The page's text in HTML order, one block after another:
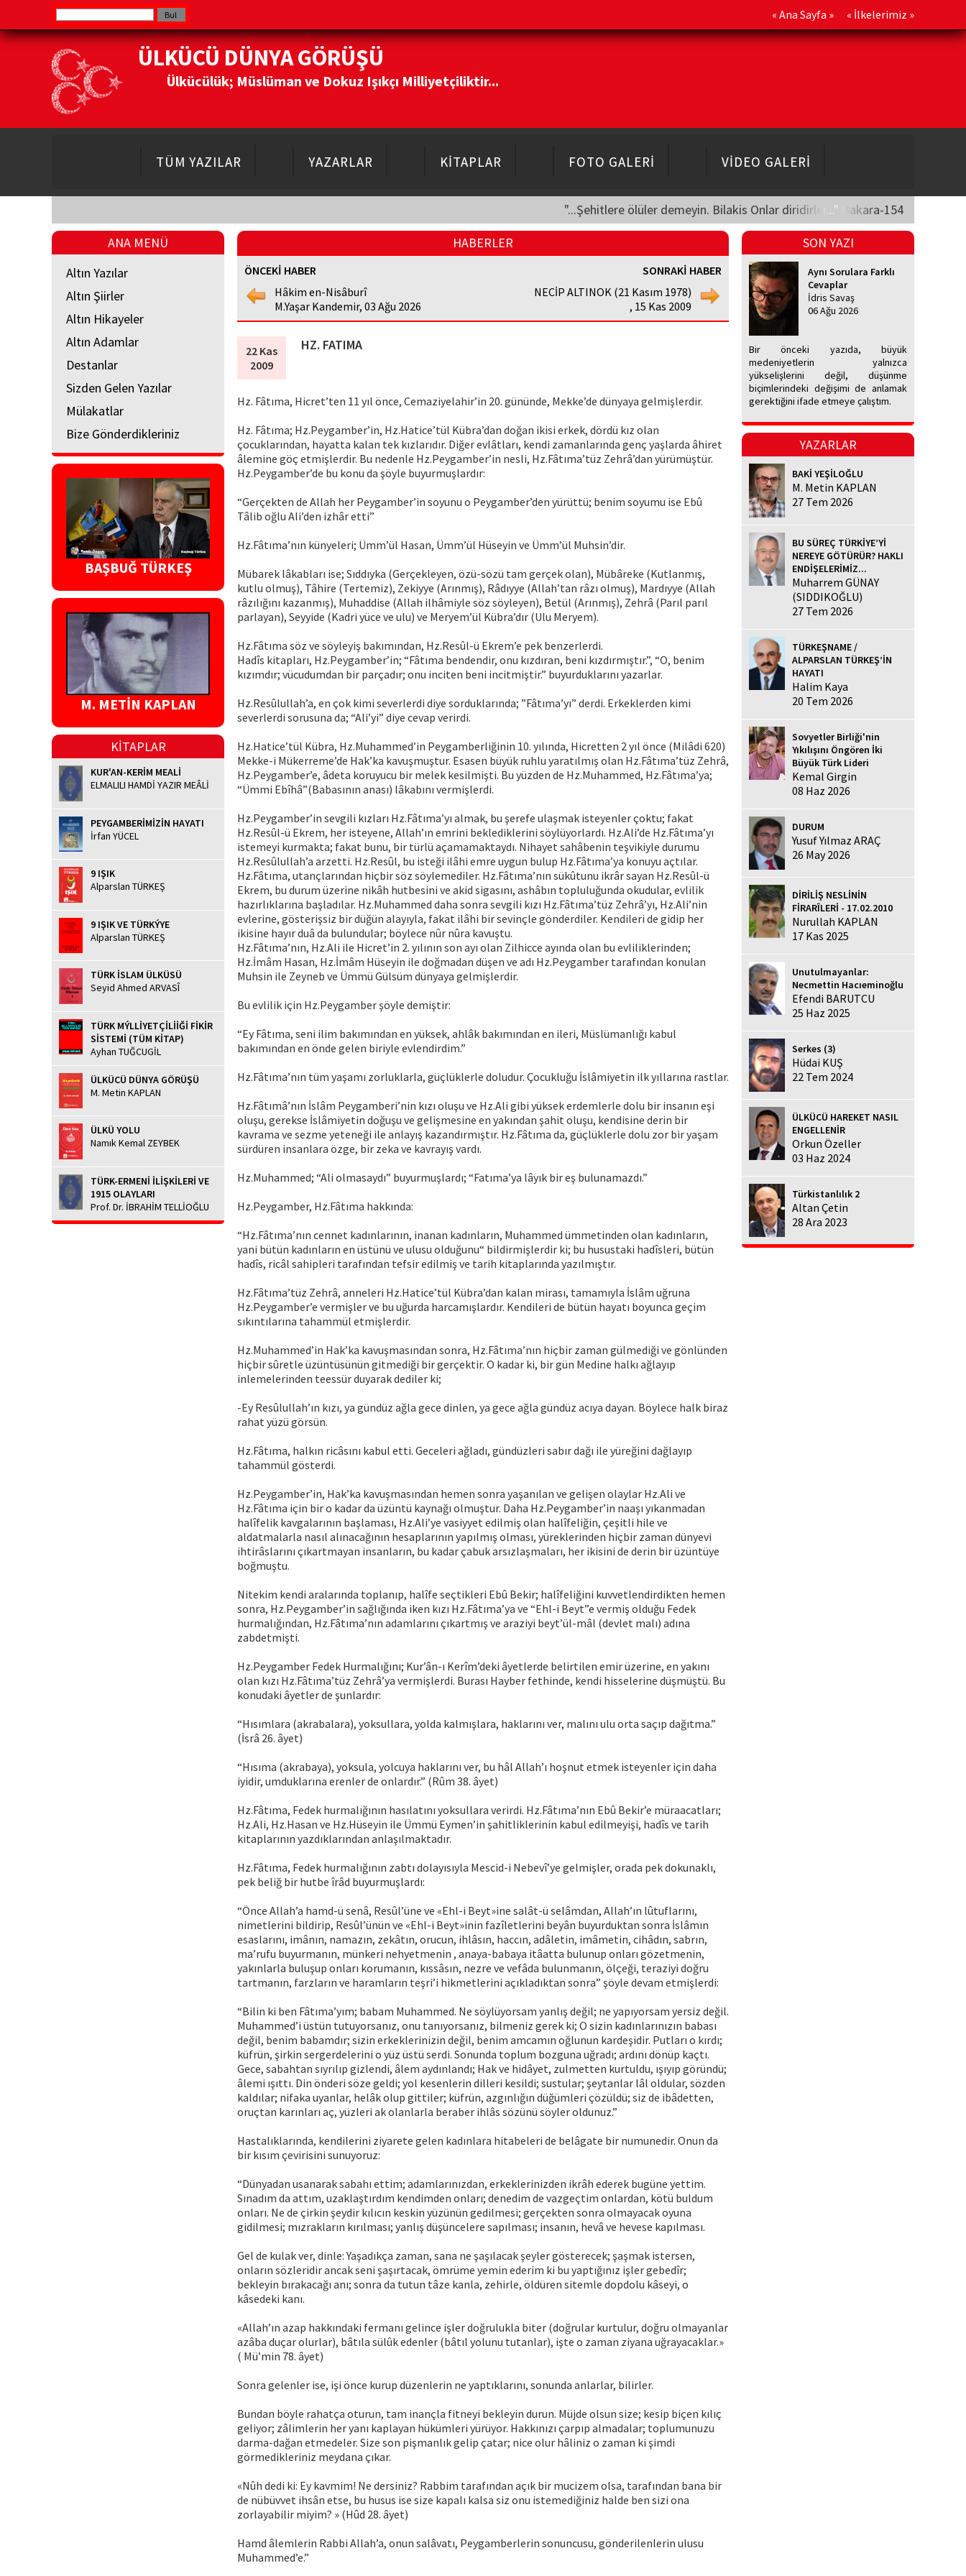
« Ana Sayfa » « İlkelerimiz »
ÜLKÜCÜ DÜNYA GÖRÜŞÜ
Ülkücülük; Müslüman ve Dokuz Işıkçı Milliyetçiliktir...
TÜM YAZILAR YAZARLAR KİTAPLAR FOTO GALERİ VİDEO GALERİ
"...Şehitlere ölüler demeyin. Bilakis Onlar diridirler..." Bakara-154
ANA MENÜ
Altın Yazılar
Altın Şiirler
Altın Hikayeler
Altın Adamlar
Destanlar
Sizden Gelen Yazılar
Mülakatlar
Bize Gönderdikleriniz
BAŞBUĞ TÜRKEŞ
M. METİN KAPLAN
KİTAPLAR
KUR'AN-KERİM MEALİ
ELMALILI HAMDİ YAZIR MEÂLİ
PEYGAMBERİMİZİN HAYATI
İrfan YÜCEL
9 IŞIK
Alparslan TÜRKEŞ
9 IŞIK VE TÜRKÝYE
Alparslan TÜRKEŞ
TÜRK İSLAM ÜLKÜSÜ
Seyid Ahmed ARVASÎ
TÜRK MÝLLİYETÇİLİİĞİ FİKİR
SİSTEMİ (TÜM KİTAP)
Ayhan TUĞCUGİL
ÜLKÜCÜ DÜNYA GÖRÜŞÜ
M. Metin KAPLAN
ÜLKÜ YOLU
Namık Kemal ZEYBEK
TÜRK-ERMENİ İLİŞKİLERİ VE
1915 OLAYLARI
Prof. Dr. İBRAHİM TELLİOĞLU
HABERLER
ÖNCEKİ HABER
Hâkim en-Nisâburî
M.Yaşar Kandemir, 03 Ağu 2026
SONRAKİ HABER
NECİP ALTINOK (21 Kasım 1978)
, 15 Kas 2009
22 Kas
2009
HZ. FATIMA
Hz. Fâtıma, Hicret’ten 11 yıl önce, Cemaziyelahir’in 20. gününde, Mekke’de dünyaya gelmişlerdir.
Hz. Fâtıma; Hz.Peygamber’in, Hz.Hatice’tül Kübra’dan doğan ikisi erkek, dördü kız olan
çocuklarından, hayatta kalan tek kızlarıdır. Diğer evlâtları, kendi zamanlarında genç yaşlarda âhiret
âlemine göç etmişlerdir. Bu nedenle Hz.Peygamber’in nesli, Hz.Fâtıma’tüz Zehrâ’dan yürümüştür.
Hz.Peygamber’de bu konu da şöyle buyurmuşlardır:
“Gerçekten de Allah her Peygamber’in soyunu o Peygamber’den yürüttü; benim soyumu ise Ebû
Tâlib oğlu Ali’den izhâr etti”
Hz.Fâtıma’nın künyeleri; Ümm’ül Hasan, Ümm’ül Hüseyin ve Ümm’ül Muhsin’dir.
Mübarek lâkabları ise; Sıddıyka (Gerçekleyen, özü-sözü tam gerçek olan), Mübâreke (Kutlanmış,
kutlu olmuş), Tâhire (Tertemiz), Zekiyye (Arınmış), Râdıyye (Allah’tan râzı olmuş), Mardıyye (Allah
râzılığını kazanmış), Muhaddise (Allah ilhâmiyle söz söyleyen), Betül (Arınmış), Zehrâ (Parıl parıl
parlayan), Seyyide (Kadri yüce ve ulu) ve Meryem’ül Kübra’dır (Ulu Meryem).
Hz.Fâtıma söz ve söyleyiş bakımından, Hz.Resûl-ü Ekrem’e pek benzerlerdi.
Hadîs kitapları, Hz.Peygamber’in; “Fâtıma bendendir, onu kızdıran, beni kızdırmıştır.”, “O, benim
kızımdır; vücudumdan bir parçadır; onu inciten beni incitmiştir.” buyurduklarını yazarlar.
Hz.Resûlullah’a, en çok kimi severlerdi diye sorduklarında; ”Fâtıma’yı” derdi. Erkeklerden kimi
severlerdi sorusuna da; “Ali’yi” diye cevap verirdi.
Hz.Hatice’tül Kübra, Hz.Muhammed’in Peygamberliğinin 10. yılında, Hicretten 2 yıl önce (Milâdi 620)
Mekke-i Mükerreme’de Hak’ka kavuşmuştur. Esasen büyük ruhlu yaratılmış olan Hz.Fâtıma’tüz Zehrâ,
Hz.Peygamber’e, âdeta koruyucu bir melek kesilmişti. Bu yüzden de Hz.Muhammed, Hz.Fâtıma’ya;
“Ümmi Ebîhâ”(Babasının anası) lâkabını vermişlerdi.
Hz.Peygamber’in sevgili kızları Hz.Fâtıma’yı almak, bu şerefe ulaşmak isteyenler çoktu; fakat
Hz.Resûl-ü Ekrem, her isteyene, Allah’ın emrini beklediklerini söylüyorlardı. Hz.Ali’de Hz.Fâtıma’yı
istemeyi kurmakta; fakat bunu, bir türlü açamamaktaydı. Nihayet sahâbenin teşvikiyle durumu
Hz.Resûlullah’a arzetti. Hz.Resûl, bu isteği ilâhi emre uygun bulup Hz.Fâtıma’ya konuyu açtılar.
Hz.Fâtıma, utançlarından hiçbir söz söylemediler. Hz.Fâtıma’nın sükûtunu ikrâr sayan Hz.Resûl-ü
Ekrem, bu durum üzerine nikâh hutbesini ve akid sigasını, ashâbın topluluğunda okudular, evlilik
hazırlıklarına başladılar. Hz.Muhammed daha sonra sevgili kızı Hz.Fâtıma’tüz Zehrâ’yı, Hz.Ali’nin
evlerine, gösterişsiz bir düğün alayıyla, fakat ilâhi bir sevinçle gönderdiler. Kendileri de gidip her
ikisine hayır duâ da bulundular; böylece nûr nûra kavuştu.
Hz.Fâtıma’nın, Hz.Ali ile Hicret’in 2. yılının son ayı olan Zilhicce ayında olan bu evliliklerinden;
Hz.İmâm Hasan, Hz.İmâm Hüseyin ile doğmadan düşen ve adı Hz.Peygamber tarafından konulan
Muhsin ile Zeyneb ve Ümmü Gülsüm dünyaya gelmişlerdir.
Bu evlilik için Hz.Peygamber şöyle demiştir:
“Ey Fâtıma, seni ilim bakımından en yüksek, ahlâk bakımından en ileri, Müslümanlığı kabul
bakımından en önde gelen biriyle evlendirdim.”
Hz.Fâtıma’nın tüm yaşamı zorluklarla, güçlüklerle doludur. Çocukluğu İslâmiyetin ilk yıllarına rastlar.
Hz.Fâtımâ’nın İslâm Peygamberi’nin kızı oluşu ve Hz.Ali gibi yüksek erdemlerle dolu bir insanın eşi
oluşu, gerekse İslâmiyetin doğuşu ve gelişmesine en yakından şahit oluşu, kendisine derin bir
kavrama ve sezme yeteneği ile anlayış kazandırmıştır. Hz.Fâtıma da, güçlüklerle dolu zor bir yaşam
sürdüren insanlara özge, bir zeka ve kavrayış vardı.
Hz.Muhammed; “Ali olmasaydı” buyurmuşlardı; “Fatıma’ya lâyık bir eş bulunamazdı.”
Hz.Peygamber, Hz.Fâtıma hakkında:
“Hz.Fâtıma’nın cennet kadınlarının, inanan kadınların, Muhammed ümmetinden olan kadınların,
yani bütün kadınların en üstünü ve ulusu olduğunu“ bildirmişlerdir ki; bu husustaki hadîsleri, bütün
hadîs, ricâl sahipleri tarafından tefsir edilmiş ve tarih kitaplarında yazılmıştır.
Hz.Fâtıma’tüz Zehrâ, anneleri Hz.Hatice’tül Kübra’dan kalan mirası, tamamıyla İslâm uğruna
Hz.Peygamber’e vermişler ve bu uğurda harcamışlardır. Kendileri de bütün hayatı boyunca geçim
sıkıntılarına tahammül etmişlerdir.
Hz.Muhammed’in Hak’ka kavuşmasından sonra, Hz.Fâtıma’nın hiçbir zaman gülmediği ve gönlünden
hiçbir sûretle üzüntüsünün gitmediği bir gerçektir. O kadar ki, bir gün Medine halkı ağlayıp
inlemelerinden teessür duyarak dediler ki;
-Ey Resûlullah’ın kızı, ya gündüz ağla gece dinlen, ya gece ağla gündüz acıya dayan. Böylece halk biraz
rahat yüzü görsün.
Hz.Fâtıma, halkın ricâsını kabul etti. Geceleri ağladı, gündüzleri sabır dağı ile yüreğini dağlayıp
tahammül gösterdi.
Hz.Peygamber’in, Hak’ka kavuşmasından hemen sonra yaşanılan ve gelişen olaylar Hz.Ali ve
Hz.Fâtıma için bir o kadar da üzüntü kaynağı olmuştur. Daha Hz.Peygamber’in naaşı yıkanmadan
halîfelik kavgalarının başlaması, Hz.Ali’ye vasiyyet edilmiş olan halîfeliğin, çeşitli hile ve
aldatmalarla nasıl alınacağının hesaplarının yapılmış olması, yüreklerinden hiçbir zaman dünyevi
ihtirâslarını çıkartmayan insanların, bu kadar çabuk arsızlaşmaları, her ikisini de derin bir üzüntüye
boğmuştu.
Nitekim kendi aralarında toplanıp, halîfe seçtikleri Ebû Bekir; halîfeliğini kuvvetlendirdikten hemen
sonra, Hz.Peygamber’in sağlığında iken kızı Hz.Fâtıma’ya ve “Ehl-i Beyt”e vermiş olduğu Fedek
hurmalığından, Hz.Fâtıma’nın adamlarını çıkartmış ve araziyi beyt’ül-mâl (devlet malı) adına
zabdetmişti.
Hz.Peygamber Fedek Hurmalığını; Kur’ân-ı Kerîm’deki âyetlerde belirtilen emir üzerine, en yakını
olan kızı Hz.Fâtıma’tüz Zehrâ’ya vermişlerdi. Burası Hayber fethinde, kendi hisselerine düşmüştü. Bu
konudaki âyetler de şunlardır:
“Hısımlara (akrabalara), yoksullara, yolda kalmışlara, haklarını ver, malını ulu orta saçıp dağıtma.”
(İsrâ 26. âyet)
“Hısıma (akrabaya), yoksula, yolcuya haklarını ver, bu hâl Allah’ı hoşnut etmek isteyenler için daha
iyidir, umduklarına erenler de onlardır.” (Rûm 38. âyet)
Hz.Fâtıma, Fedek hurmalığının hasılatını yoksullara verirdi. Hz.Fâtıma’nın Ebû Bekir’e müraacatları;
Hz.Ali, Hz.Hasan ve Hz.Hüseyin ile Ümmü Eymen’in şahitliklerinin kabul edilmeyişi, hadîs ve tarih
kitaplarının yazdıklarından anlaşılmaktadır.
Hz.Fâtıma, Fedek hurmalığının zabtı dolayısıyla Mescid-i Nebevî’ye gelmişler, orada pek dokunaklı,
pek beliğ bir hutbe îrâd buyurmuşlardı:
“Önce Allah’a hamd-ü senâ, Resûl’üne ve «Ehl-i Beyt»ine salât-ü selâmdan, Allah’ın lûtuflarını,
nimetlerini bildirip, Resûl’ünün ve «Ehl-i Beyt»inin fazîletlerini beyân buyurduktan sonra İslâmın
esaslarını, imânın, namazın, zekâtın, orucun, ihlâsın, haccın, adâletin, imâmetin, cihâdın, sabrın,
ma’rufu buyurmanın, münkeri nehyetmenin , anaya-babaya itâatta bulunup onları gözetmenin,
yakınlarla buluşup onları korumanın, kıssâsın, nezre ve vefâda bulunmanın, ölçeği, teraziyi doğru
tartmanın, farzların ve haramların teşri’i hikmetlerini açıkladıktan sonra” şöyle devam etmişlerdi:
“Bilin ki ben Fâtıma’yım; babam Muhammed. Ne söylüyorsam yanlış değil; ne yapıyorsam yersiz değil.
Muhammed’i üstün tutuyorsanız, onu tanıyorsanız, bilmeniz gerek ki; O sizin kadınlarınızın babası
değil, benim babamdır; sizin erkeklerinizin değil, benim amcamın oğlunun kardeşidir. Putları o kırdı;
küfrün, şirkin sergerdelerini o yüz üstü serdi. Sonunda toplum bozguna uğradı; ardını dönüp kaçtı.
Gece, sabahtan sıyrılıp gizlendi, âlem aydınlandı; Hak ve hidâyet, zulmetten kurtuldu, ışıyıp göründü;
âlemi ışıttı. Din önderi söze geldi; yol kesenlerin dilleri kesildi; sustular; şeytanlar lâl oldular, sözden
kaldılar; nifaka uyanlar, helâk olup gittiler; küfrün, azgınlığın düğümleri çözüldü; siz de ibâdetten,
oruçtan karınları aç, yüzleri ak olanlarla beraber ihlâs sözünü söyler oldunuz.”
Hastalıklarında, kendilerini ziyarete gelen kadınlara hitabeleri de belâgate bir numunedir. Onun da
bir kısım çevirisini sunuyoruz:
“Dünyadan usanarak sabahı ettim; adamlarınızdan, erkeklerinizden ikrâh ederek bugüne yettim.
Sınadım da attım, uzaklaştırdım kendimden onları; denedim de vazgeçtim onlardan, kötü buldum
onları. Ne de çirkin şeydir kılıcın keskin yüzünün gedilmesi; gerçekten sonra olmayacak oyuna
gidilmesi; mızrakların kırılması; yanlış düşüncelere sapılması; insanın, hevâ ve hevese kapılması.
Gel de kulak ver, dinle: Yaşadıkça zaman, sana ne şaşılacak şeyler gösterecek; şaşmak istersen,
onların sözleridir ancak seni şaşırtacak, ömrüme yemin ederim ki bu yaptığınız işler gebedîr;
bekleyin bırakacağı anı; sonra da tutun tâze kanla, zehirle, öldüren sitemle dopdolu kâseyi, o
kâsedeki kanı.
«Allah’ın azap hakkındaki fermanı gelince işler doğrulukla biter (doğrular kurtulur, doğru olmayanlar
azâba duçar olurlar), bâtıla sülûk edenler (bâtıl yolunu tutanlar), işte o zaman ziyana uğrayacaklar.»
( Mü’min 78. âyet)
Sonra gelenler ise, işi önce kurup düzenlerin ne yaptıklarını, sonunda anlarlar, bilirler.
Bundan böyle rahatça oturun, tam inançla fitneyi bekleyin durun. Müjde olsun size; kesip biçen kılıç
geliyor; zâlimlerin her yanı kaplayan hükümleri yürüyor. Hakkınızı çarpıp almadalar; toplumunuzu
darma-dağan etmedeler. Size son pişmanlık gelip çatar; nice olur hâliniz o zaman ki şimdi
görmedikleriniz meydana çıkar.
«Nûh dedi ki: Ey kavmim! Ne dersiniz? Rabbim tarafından açık bir mucizem olsa, tarafından bana bir
de nübüvvet ihsân etse, bu husus ise size kapalı kalsa siz onu istemediğiniz halde ben sizi ona
zorlayabilir miyim? » (Hûd 28. âyet)
Hamd âlemlerin Rabbi Allah’a, onun salâvatı, Peygamberlerin sonuncusu, gönderilenlerin ulusu
Muhammed’e.”
SON YAZI
Aynı Sorulara Farklı
Cevaplar
İdris Savaş
06 Ağu 2026
Bir önceki yazıda, büyük
medeniyetlerin yalnızca
yükselişlerini değil, düşünme
biçimlerindeki değişimi de anlamak
gerektiğini ifade etmeye çalıştım.
YAZARLAR
BAKİ YEŞİLOĞLU
M. Metin KAPLAN
27 Tem 2026
BU SÜREÇ TÜRKİYE’Yİ
NEREYE GÖTÜRÜR? HAKLI
ENDİŞELERİMİZ...
Muharrem GÜNAY
(SIDDIKOĞLU)
27 Tem 2026
TÜRKEŞNAME /
ALPARSLAN TÜRKEŞ’İN
HAYATI
Halim Kaya
20 Tem 2026
Sovyetler Birliği'nin
Yıkılışını Öngören İki
Büyük Türk Lideri
Kemal Girgin
08 Haz 2026
DURUM
Yusuf Yılmaz ARAÇ
26 May 2026
DİRİLİŞ NESLİNİN
FİRARÎLERİ - 17.02.2010
Nurullah KAPLAN
17 Kas 2025
Unutulmayanlar:
Necmettin Hacıeminoğlu
Efendi BARUTCU
25 Haz 2025
Serkes (3)
Hüdai KUŞ
22 Tem 2024
ÜLKÜCÜ HAREKET NASIL
ENGELLENİR
Orkun Özeller
03 Haz 2024
Türkistanlılık 2
Altan Çetin
28 Ara 2023